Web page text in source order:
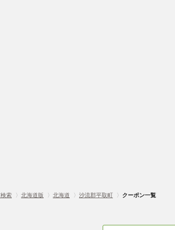
索 〉 北海道版 〉 北海道 〉 沙流郡平取町 〉 クーポン一覧